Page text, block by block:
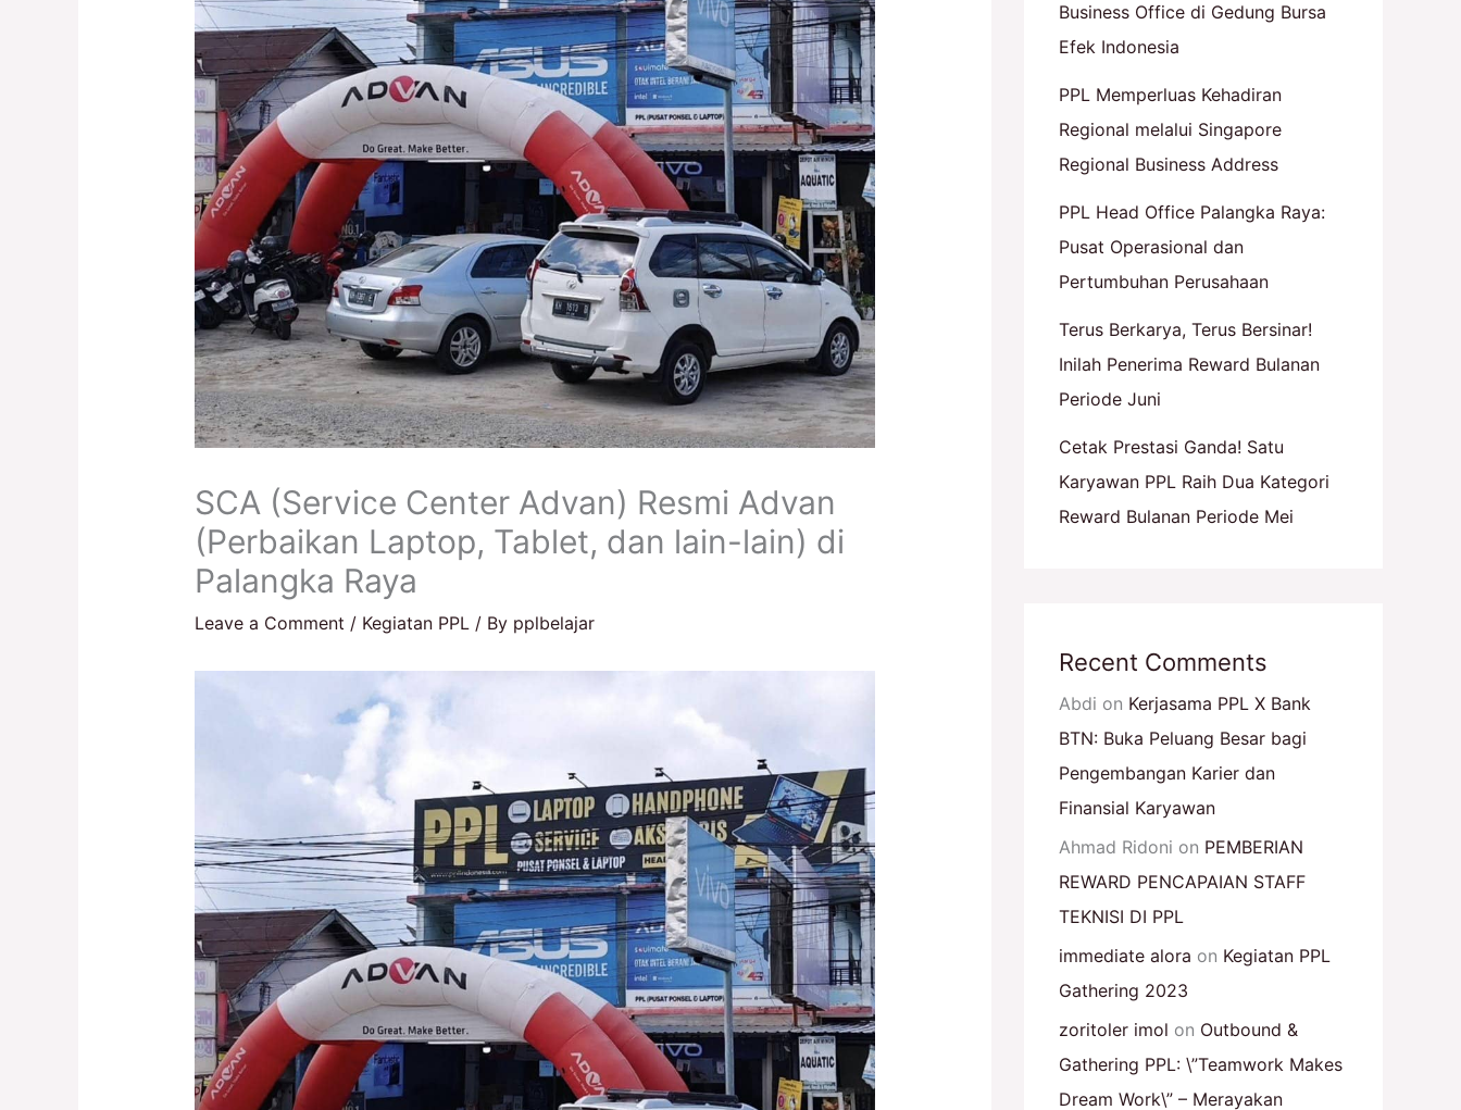
SCA (Service Center Advan) Resmi Advan
(Perbaikan Laptop, Tablet, dan lain-lain) di
Palangka Raya
Leave a Comment / Kegiatan PPL/ By pplbelajar
Business Office di Gedung Bursa
Efek Indonesia
PPL Memperluas Kehadiran
Regional melalui Singapore
Regional Business Address
PPL Head Office Palangka Raya:
Pusat Operasional dan
Pertumbuhan Perusahaan
Terus Berkarya, Terus Bersinar!
Inilah Penerima Reward Bulanan
Periode Juni
Cetak Prestasi Ganda! Satu
Karyawan PPL Raih Dua Kategori
Reward Bulanan Periode Mei
Recent Comments
Abdi on Kerjasama PPL X Bank
BTN: Buka Peluang Besar bagi
Pengembangan Karier dan
Finansial Karyawan
Ahmad Ridoni on PEMBERIAN
REWARD PENCAPAIAN STAFF
TEKNISI DI PPL
immediate alora on Kegiatan PPL
Gathering 2023
zoritoler imol on Outbound &
Gathering PPL: \”Teamwork Makes
Dream Work\” – Merayakan